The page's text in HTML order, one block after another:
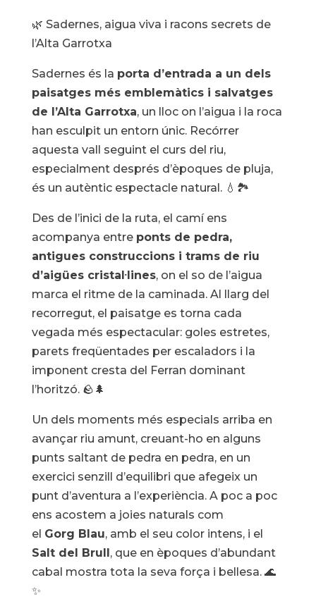
🌿 Sadernes, aigua viva i racons secrets de
l’Alta Garrotxa
Sadernes és la porta d’entrada a un dels
paisatges més emblemàtics i salvatges
de l’Alta Garrotxa, un lloc on l’aigua i la roca
han esculpit un entorn únic. Recórrer
aquesta vall seguint el curs del riu,
especialment després d’èpoques de pluja,
és un autèntic espectacle natural. 💧🏞️
Des de l’inici de la ruta, el camí ens
acompanya entre ponts de pedra,
antigues construccions i trams de riu
d’aigües cristal·lines, on el so de l’aigua
marca el ritme de la caminada. Al llarg del
recorregut, el paisatge es torna cada
vegada més espectacular: goles estretes,
parets freqüentades per escaladors i la
imponent cresta del Ferran dominant
l’horitzó. 🪨🌲
Un dels moments més especials arriba en
avançar riu amunt, creuant-ho en alguns
punts saltant de pedra en pedra, en un
exercici senzill d’equilibri que afegeix un
punt d’aventura a l’experiència. A poc a poc
ens acostem a joies naturals com
el Gorg Blau, amb el seu color intens, i el
Salt del Brull, que en èpoques d’abundant
cabal mostra tota la seva força i bellesa. 🌊
✨